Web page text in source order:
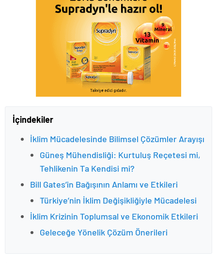
İçindekiler
İklim Mücadelesinde Bilimsel Çözümler Arayışı
Güneş Mühendisliği: Kurtuluş Reçetesi mi,
Tehlikenin Ta Kendisi mi?
Bill Gates’in Bağışının Anlamı ve Etkileri
Türkiye’nin İklim Değişikliğiyle Mücadelesi
İklim Krizinin Toplumsal ve Ekonomik Etkileri
Geleceğe Yönelik Çözüm Önerileri